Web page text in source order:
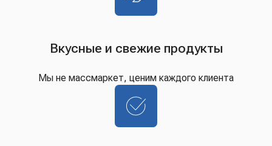
Вкусные и свежие продукты
Мы не массмаркет, ценим каждого клиента